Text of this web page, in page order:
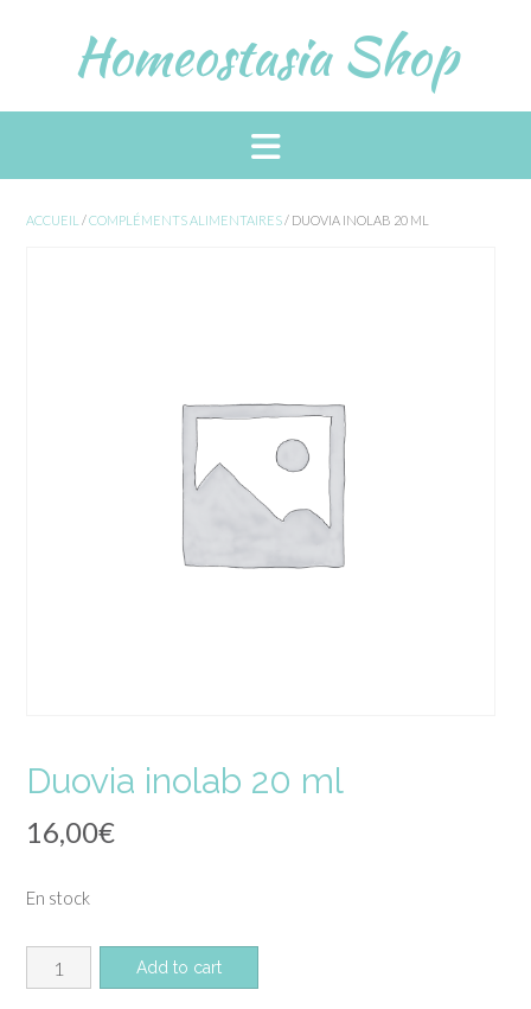
Homeostasia Shop
ACCUEIL /COMPLÉMENTS ALIMENTAIRES/ DUOVIA INOLAB 20 ML
Duovia inolab 20 ml
16,00€
En stock
quantité
de
Add to cart